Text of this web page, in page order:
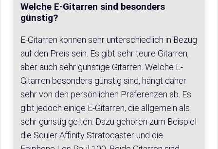
Welche E-Gitarren sind besonders
günstig?
E-Gitarren können sehr unterschiedlich in Bezug
auf den Preis sein. Es gibt sehr teure Gitarren,
aber auch sehr günstige Gitarren. Welche E-
Gitarren besonders günstig sind, hängt daher
sehr von den persönlichen Präferenzen ab. Es
gibt jedoch einige E-Gitarren, die allgemein als
sehr günstig gelten. Dazu gehören zum Beispiel
die Squier Affinity Stratocaster und die